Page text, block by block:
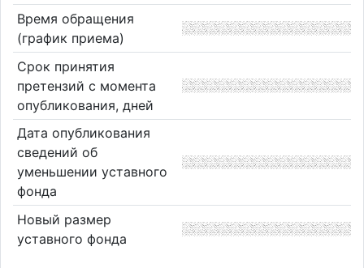
Время обращения
(график приема)
Срок принятия
претензий с момента
опубликования, дней
Дата опубликования
сведений об
уменьшении уставного
фонда
Новый размер
уставного фонда